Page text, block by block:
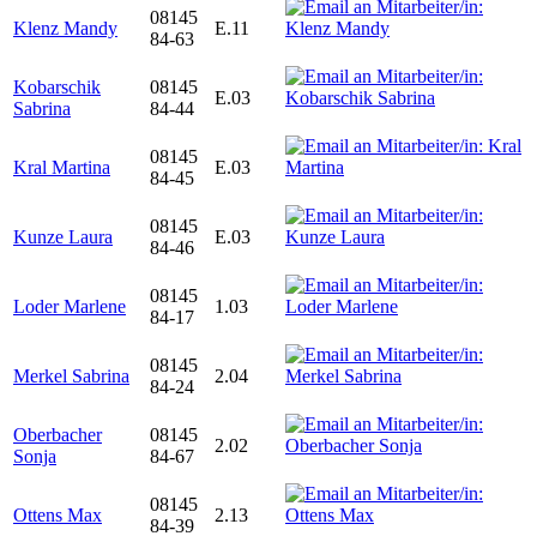
Klenz Mandy
08145
84-63
E.11
Kobarschik
Sabrina
08145
84-44
E.03
Kral Martina
08145
84-45
E.03
Kunze Laura
08145
84-46
E.03
Loder Marlene
08145
84-17
1.03
Merkel Sabrina
08145
84-24
2.04
Oberbacher
Sonja
08145
84-67
2.02
Ottens Max
08145
84-39
2.13